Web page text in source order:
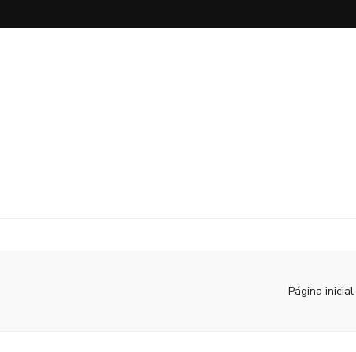
Página inicial